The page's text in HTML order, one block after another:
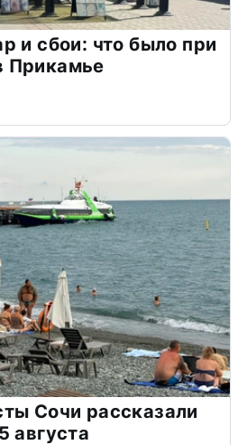
и сбои: что было при
Прикамье
Сочи рассказали
августа